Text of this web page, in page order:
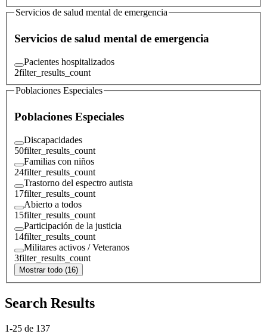
Servicios de salud mental de emergencia
Servicios de salud mental de emergencia
Pacientes hospitalizados
2filter_results_count
Poblaciones Especiales
Poblaciones Especiales
Discapacidades
50filter_results_count
Familias con niños
24filter_results_count
Trastorno del espectro autista
17filter_results_count
Abierto a todos
15filter_results_count
Participación de la justicia
14filter_results_count
Militares activos / Veteranos
3filter_results_count
Mostrar todo (16)
Search Results
1-25 de 137